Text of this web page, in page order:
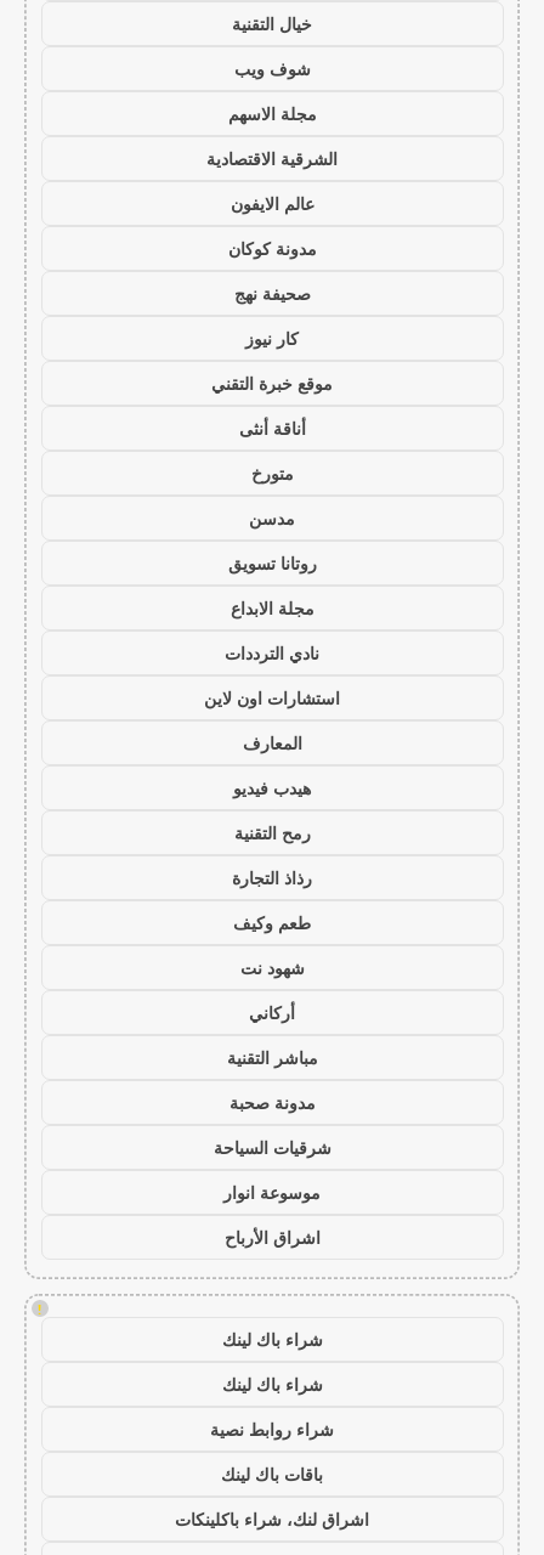
خيال التقنية
شوف ويب
مجلة الاسهم
الشرقية الاقتصادية
عالم الايفون
مدونة كوكان
صحيفة نهج
كار نيوز
موقع خبرة التقني
أناقة أنثى
متورخ
مدسن
روتانا تسويق
مجلة الابداع
نادي الترددات
استشارات اون لاين
المعارف
هيدب فيديو
رمح التقنية
رذاذ التجارة
طعم وكيف
شهود نت
أركاني
مباشر التقنية
مدونة صحبة
شرقيات السياحة
موسوعة انوار
اشراق الأرباح
!
شراء باك لينك
شراء باك لينك
شراء روابط نصية
باقات باك لينك
اشراق لنك، شراء باكلينكات